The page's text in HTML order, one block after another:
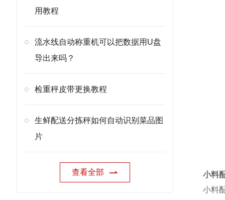
用教程
流水线自动称重机可以把数据用U盘
导出来吗？
检重秤皮带更换教程
生鲜配送分拣秤如何自动识别菜品图
片
查看全部
小料
小料